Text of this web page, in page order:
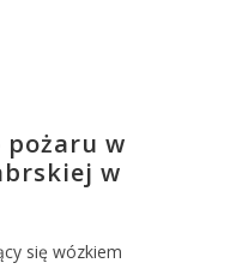
pożaru w
w
się wózkiem